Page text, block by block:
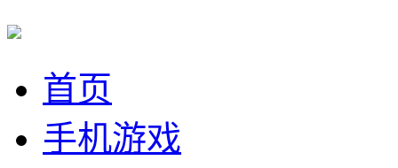
首页
手机游戏